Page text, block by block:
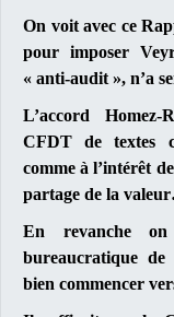
On voit avec ce
pour imposer
« anti-audit », n’a
L’accord
CFDT de textes
comme à l’intérêt
partage de la
En revanche on
bureaucratique
bien commencer